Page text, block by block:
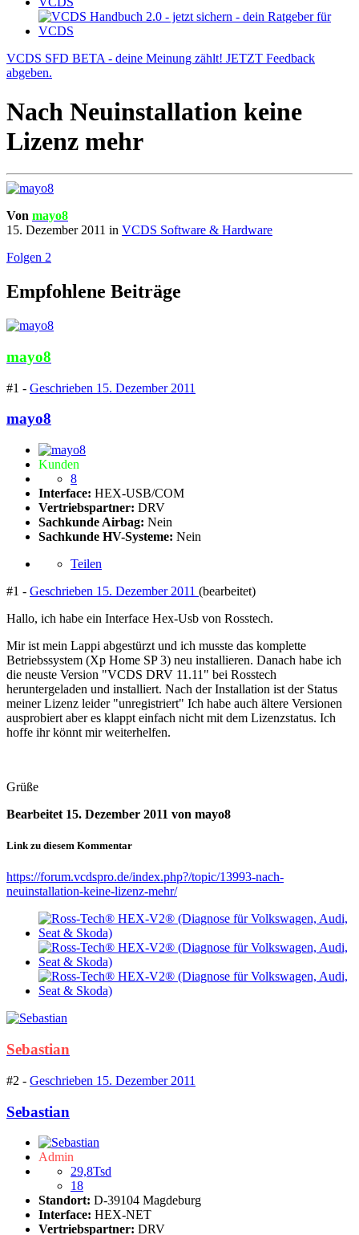
VCDS SFD BETA - deine Meinung zählt! JETZT Feedback
abgeben.
Nach Neuinstallation keine
Lizenz mehr
Von mayo8
15. Dezember 2011 in VCDS Software & Hardware
Folgen 2
Empfohlene Beiträge
mayo8
#1 - Geschrieben 15. Dezember 2011
mayo8
Kunden
8
Interface: HEX-USB/COM
Vertriebspartner: DRV
Sachkunde Airbag: Nein
Sachkunde HV-Systeme: Nein
Teilen
#1 - Geschrieben 15. Dezember 2011 (bearbeitet)
Hallo, ich habe ein Interface Hex-Usb von Rosstech.
Mir ist mein Lappi abgestürzt und ich musste das komplette
Betriebssystem (Xp Home SP 3) neu installieren. Danach habe ich
die neuste Version "VCDS DRV 11.11" bei Rosstech
heruntergeladen und installiert. Nach der Installation ist der Status
meiner Lizenz leider "unregistriert" Ich habe auch ältere Versionen
ausprobiert aber es klappt einfach nicht mit dem Lizenzstatus. Ich
hoffe ihr könnt mir weiterhelfen.
Grüße
Bearbeitet 15. Dezember 2011 von mayo8
Link zu diesem Kommentar
https://forum.vcdspro.de/index.php?/topic/13993-nach-
neuinstallation-keine-lizenz-mehr/
Sebastian
#2 - Geschrieben 15. Dezember 2011
Sebastian
Admin
29,8Tsd
18
Standort: D-39104 Magdeburg
Interface: HEX-NET
Vertriebspartner: DRV